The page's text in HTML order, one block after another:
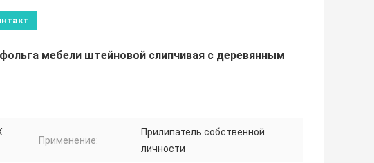
мебели штейновой слипчивая с деревянным
Применение:
Прилипатель собственной
личности